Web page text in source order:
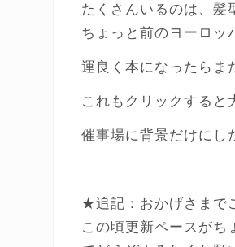
たくさんいるのは、髪
ちょっと前のヨーロッ
運良く本になったらま
これもクリックすると
催事場に背景だけにし
★追記：おかげさまで
この頃更新ペースがち